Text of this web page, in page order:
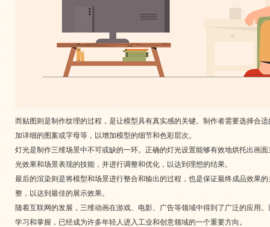
而贴图则是制作纹理的过程，是让模型具有真实感的关键。制作者需要选择合
加详细的图案或字母等，以增加模型的细节和色彩层次。
灯光是制作三维场景中不可或缺的一环。正确的灯光设置能够有效地烘托出画
光效果和场景表现的技能，并进行调整和优化，以达到理想的结果。
最后的渲染则是将模型和场景进行整合和输出的过程，也是保证最终成品效果
整，以达到最佳的展示效果。
随着互联网的发展，三维动画在游戏、电影、广告等领域中得到了广泛的应用
学习和掌握，已经成为许多年轻人进入工业和创意领域的一个重要方向。